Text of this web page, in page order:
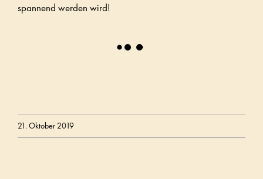
spannend werden wird!
21. Oktober 2019